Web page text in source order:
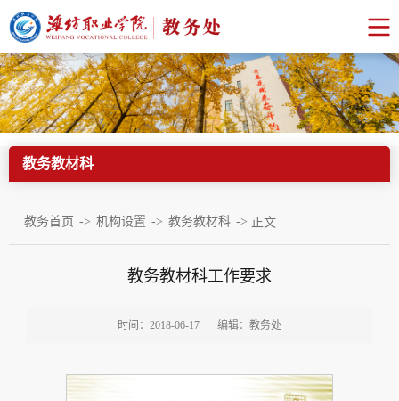
教务教材科
教务首页 -> 机构设置 -> 教务教材科 -> 正文
教务教材科工作要求
时间：2018-06-17 编辑：教务处